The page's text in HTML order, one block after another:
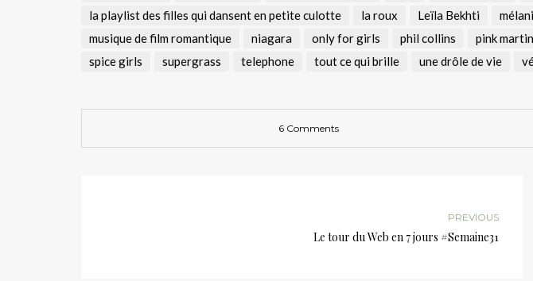
la playlist des filles qui dansent en petite culotte
la roux Leïla Bekhti
musique de film romantique
niagara only for girls phil collins pink
spice girls
supergrass telephone tout ce qui brille une drôle de vie
6 Comments
PREVIOUS
Le tour du Web en 7 jours #Semaine31